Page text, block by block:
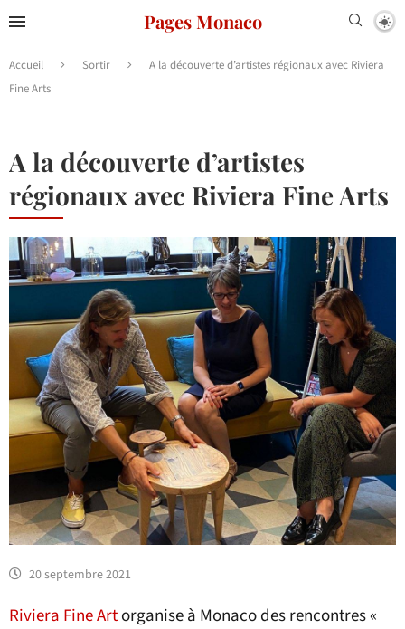
Pages Monaco
Accueil Sortir
A la découverte d’artistes régionaux avec Riviera
Fine Arts
A la découverte d’artistes
régionaux avec Riviera Fine Arts
20 septembre 2021
Riviera Fine Artorganise à Monaco des rencontres «